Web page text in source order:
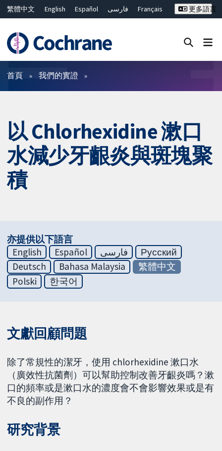
繁體中文 English Español فارسی
Français
ไทย
简体中文
更多語言
篩選條件
首頁 我們的實證
以 Chlorhexidine 漱口
水減少牙齦炎與斑塊聚
積
亦提供以下語言
English
Español فارسی
Русский
Deutsch
Bahasa Malaysia
繁體中文
Polski
한국어
文獻回顧問題
除了常規性的潔牙，使用 chlorhexidine 漱口水
（廣效性抗菌劑）可以幫助控制改善牙齦炎嗎？漱
口的頻率或是漱口水的濃度會不會影響效果或是有
不良的副作用？
研究背景